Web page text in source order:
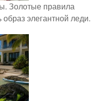
Золотые правила
образ элегантной леди.